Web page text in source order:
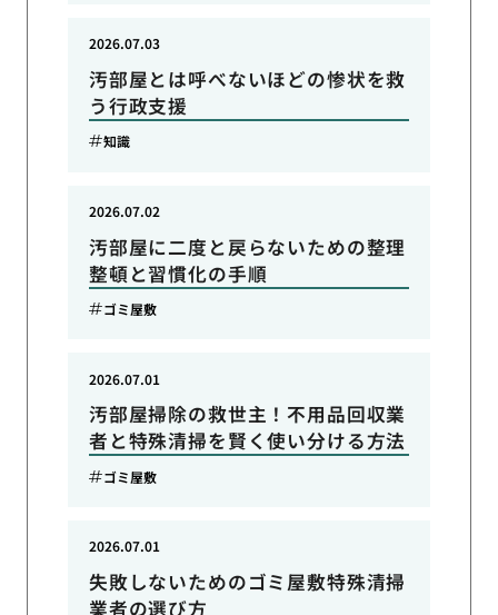
汚部屋とは呼べないほどの惨状を救
う行政支援
2026.07.03
知識
汚部屋に二度と戻らないための整理
整頓と習慣化の手順
2026.07.02
ゴミ屋敷
汚部屋掃除の救世主！不用品回収業
者と特殊清掃を賢く使い分ける方法
2026.07.01
ゴミ屋敷
失敗しないためのゴミ屋敷特殊清掃
業者の選び方
2026.07.01